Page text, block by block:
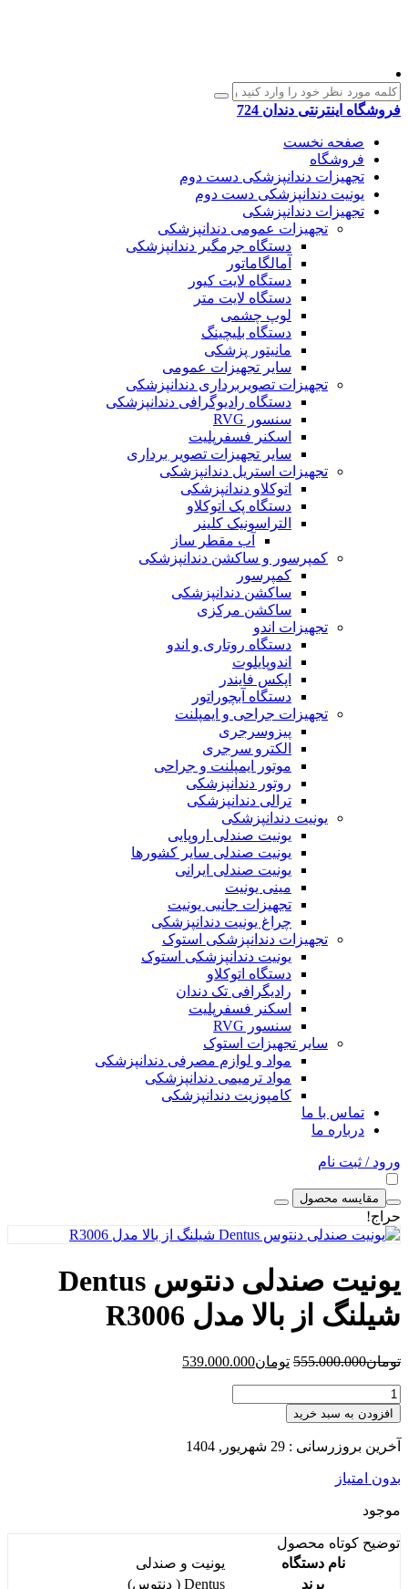
فروشگاه اینترنتی دندان 724
صفحه نخست
فروشگاه
تجهیزات دندانپزشکی دست دوم
یونیت دندانپزشکی دست دوم
تجهیزات دندانپزشکی
تجهیزات عمومی دندانپزشکی
دستگاه جرمگیر دندانپزشکی
آمالگاماتور
دستگاه لایت کیور
دستگاه لایت متر
لوپ چشمی
دستگاه بلیچینگ
مانیتور پزشکی
سایر تجهیزات عمومی
تجهیزات تصویربرداری دندانپزشکی
دستگاه رادیوگرافی دندانپزشکی
سنسور RVG
اسکنر فسفرپلیت
سایر تجهیزات تصویر برداری
تجهیزات استریل دندانپزشکی
اتوکلاو دندانپزشکی
دستگاه پک اتوکلاو
التراسونیک کلینر
آب مقطر ساز
کمپرسور و ساکشن دندانپزشکی
کمپرسور
ساکشن دندانپزشکی
ساکشن مرکزی
تجهیزات اندو
دستگاه روتاری و اندو
اندوپایلوت
اپکس فایندر
دستگاه آبچوراتور
تجهیزات جراحی و ایمپلنت
پیزوسرجری
الکترو سرجری
موتور ایمپلنت و جراحی
روتور دندانپزشکی
ترالی دندانپزشکی
یونیت دندانپزشکی
یونیت صندلی اروپایی
یونیت صندلی سایر کشورها
یونیت صندلی ایرانی
مینی یونیت
تجهیزات جانبی یونیت
چراغ یونیت دندانپزشکی
تجهیزات دندانپزشکی استوک
یونیت دندانپزشکی استوک
دستگاه اتوکلاو
رادیگرافی تک دندان
اسکنر فسفرپلیت
سنسور RVG
سایر تجهیزات استوک
مواد و لوازم مصرفی دندانپزشکی
مواد ترمیمی دندانپزشکی
کامپوزیت دندانپزشکی
تماس با ما
درباره ما
ورود / ثبت نام
مقایسه محصول
حراج!
یونیت صندلی دنتوس Dentus
شیلنگ از بالا مدل R3006
تومان555.000.000 تومان539.000.000
افزودن به سبد خرید
آخرین بروزرسانی : 29 شهریور, 1404
بدون امتیاز
موجود
توضیح کوتاه محصول
نام دستگاه
یونیت و صندلی
برند
Dentus ( دنتوس)